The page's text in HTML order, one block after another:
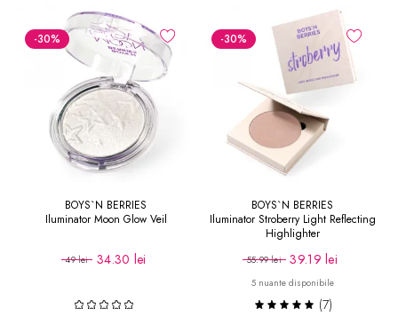
-30%
BOYS`N BERRIES
Iluminator Moon Glow Veil
49 lei 34.30 lei
-30%
BOYS`N BERRIES
Iluminator Stroberry Light Reflecting
Highlighter
55.99 lei 39.19 lei
5 nuante disponibile
(7)